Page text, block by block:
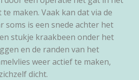
maken. Vaak kan dat via de
soms is een snede achter het
stukje kraakbeen onder het
en de randen van het
weer actief te maken,
dicht.